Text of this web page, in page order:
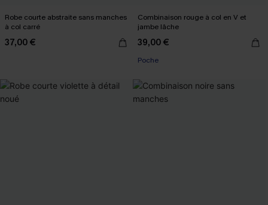
Robe courte abstraite sans manches
à col carré
37,00 €
Combinaison rouge à col en V et
jambe lâche
39,00 €
Poche